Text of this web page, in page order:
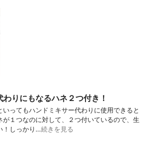
りにもなるハネ２つ付き！
いってもハンドミキサー代わりに使用できると
が１つなのに対して、２つ付いているので、生
！しっかり…続きを見る